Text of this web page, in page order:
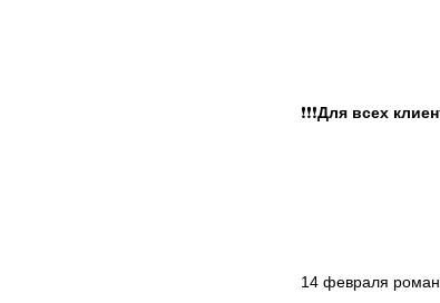
❗️❗️❗️Для всех
14 февраля